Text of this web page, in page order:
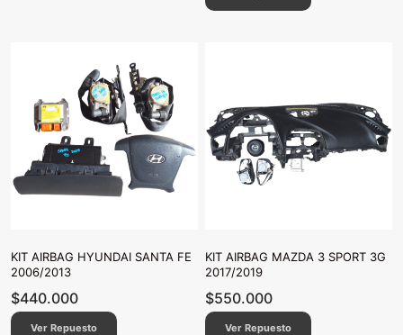
KIT AIRBAG HYUNDAI SANTA FE
2006/2013
$440.000
Ver Repuesto
KIT AIRBAG MAZDA 3 SPORT 3G
2017/2019
$550.000
Ver Repuesto